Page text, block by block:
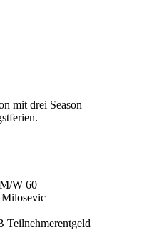
mit drei Season
W 60
Milosevic
Teilnehmerentgeld